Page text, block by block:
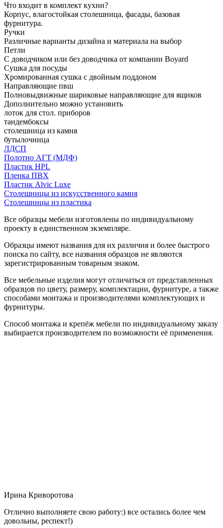
Что входит в комплект кухни?
Корпус, влагостойкая столешница, фасады, базовая
фурнитура.
Ручки
Различные варианты дизайна и материала на выбор
Петли
С доводчиком или без доводчика от компании Boyard
Сушка для посуды
Хромированная сушка с двойным поддоном
Направляющие пвш
Полновыдвижные шариковые направляющие для ящиков
Дополнительно можно установить
лоток для стол. приборов
тандембоксы
столешница из камня
бутылочница
ЛДСП
Полотно АГТ (МДФ)
Пластик HPL
Пленка ПВХ
Пластик Alvic Luxe
Столешницы из искусственного камня
Столешницы из пластика
Все образцы мебели изготовлены по индивидуальному
проекту в единственном экземпляре.
Образцы имеют названия для их различия и более быстрого
поиска по сайту, все названия образцов не являются
зарегистрированным товарным знаком.
Все мебельные изделия могут отличаться от представленных
образцов по цвету, размеру, комплектации, фурнитуре, а также
способами монтажа и производителями комплектующих и
фурнитуры.
Способ монтажа и крепёж мебели по индивидуальному заказу
выбирается производителем по возможности её применения.
Ирина Криворотова
Отлично выполняете свою работу:) все остались более чем
довольны, респект!)